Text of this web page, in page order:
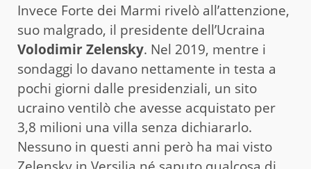
Invece Forte dei Marmi rivelò all’attenzione,
suo malgrado, il presidente dell’Ucraina
Volodimir Zelensky. Nel 2019, mentre i
sondaggi lo davano nettamente in testa a
pochi giorni dalle presidenziali, un sito
ucraino ventilò che avesse acquistato per
3,8 milioni una villa senza dichiararlo.
Nessuno in questi anni però ha mai visto